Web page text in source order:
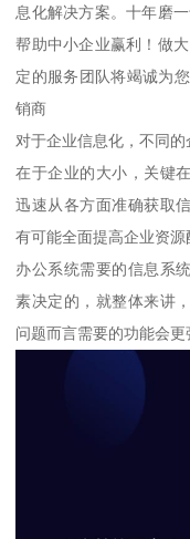
息化解决方案。十年磨
帮助中小企业赢利！做
定的服务团队将竭诚为
销商
对于企业信息化，不同
在于企业的大小，关键
迅速从各方面准确获取
有可能全面提高企业资
办公系统需要的信息系
素决定的，就整体来讲
问题而言需要的功能会更